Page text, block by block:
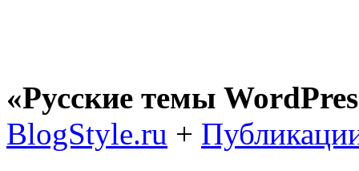
«Русские темы
BlogStyle.ru +